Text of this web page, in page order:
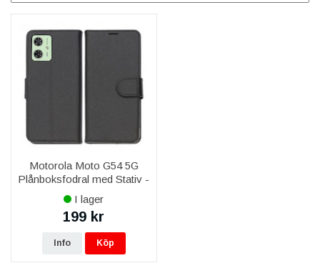
Motorola Moto G54 5G
Plånboksfodral med Stativ -
Svart
I lager
199 kr
Info Köp